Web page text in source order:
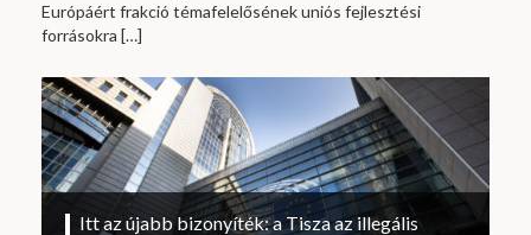
Európáért frakció témafelelősének uniós fejlesztési
forrásokra […]
Itt az újabb bizonyíték: a Tisza az illegális